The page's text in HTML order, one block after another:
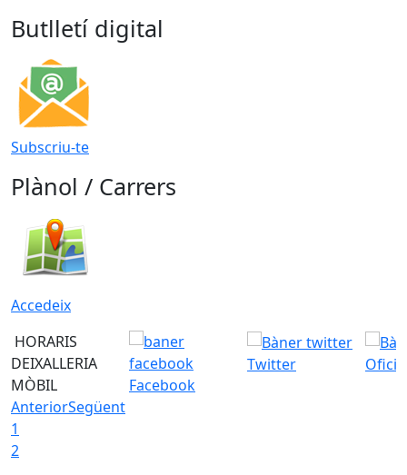
Butlletí digital
Subscriu-te
Plànol / Carrers
Accedeix
HORARIS
DEIXALLERIA
MÒBIL
Facebook
Twitter
AnteriorSegüent
1
2